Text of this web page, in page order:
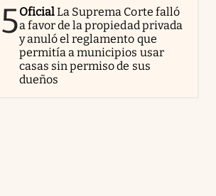
5OficialLa Suprema Corte falló
a favor de la propiedad privada
y anuló el reglamento que
permitía a municipios usar
casas sin permiso de sus
dueños